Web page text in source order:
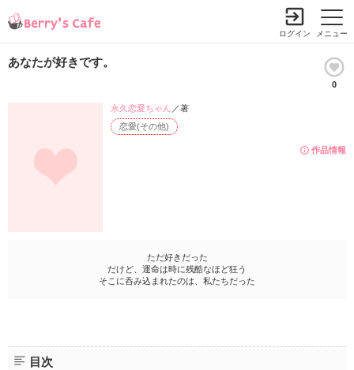
メニュー
ログイン
あなたが好きです。
0
作品情報
恋愛(その他)
永久恋愛ちゃん ／著
ただ好きだった
だけど、運命は時に残酷なほど狂う
そこに呑み込まれたのは、私たちだった
目次